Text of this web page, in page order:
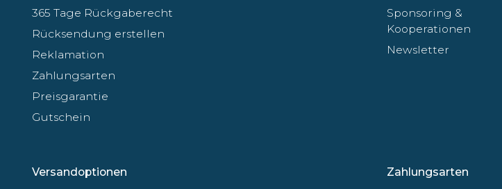
365 Tage Rückgaberecht
Rücksendung erstellen
Reklamation
Zahlungsarten
Preisgarantie
Gutschein
Sponsoring &
Kooperationen
Newsletter
Versandoptionen Zahlungsarten